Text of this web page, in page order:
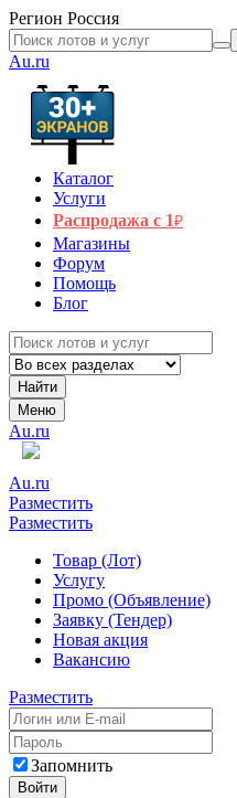
Регион Россия
Au.ru
Каталог
Услуги
Распродажа с 1₽
Магазины
Форум
Помощь
Блог
Найти
Меню
Au.ru
Au.ru
Разместить
Разместить
Товар (Лот)
Услугу
Промо (Объявление)
Заявку (Тендер)
Новая акция
Вакансию
Разместить
Запомнить
Войти